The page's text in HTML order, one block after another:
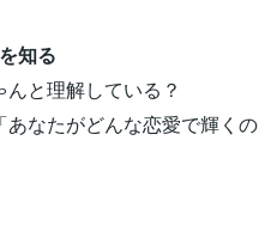
知る
と理解している？
なたがどんな恋愛で輝くの